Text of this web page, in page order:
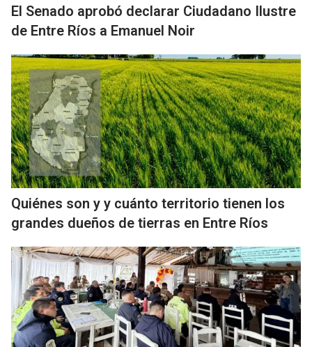
El Senado aprobó declarar Ciudadano Ilustre
de Entre Ríos a Emanuel Noir
Quiénes son y y cuánto territorio tienen los
grandes dueños de tierras en Entre Ríos